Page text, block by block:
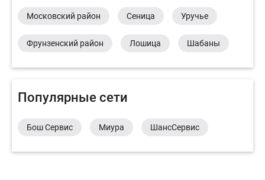
Московский район Сеница Уручье
Фрунзенский район Лошица Шабаны
Популярные сети
Бош Сервис Миура ШансСервис